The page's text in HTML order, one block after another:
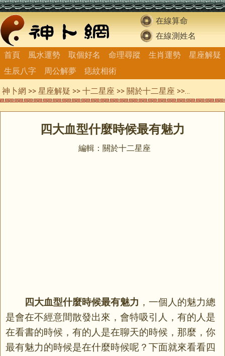
在線算命
在線測姓名
首頁
風水運勢 取個好名 命理尋蹤 生肖運勢
星座解疑
生辰八字
周公解夢 痣紋相術
神卜網 >> 星座解疑 >> 十二星座 >> 關於十二星座 >> 四大血型什麼時候最有魅力
四大血型什麼時候最有魅力
編輯：關於十二星座
四大血型什麼時候最有魅力 ，一個人的魅力總
是會在不經意間散發出來，會特吸引人，有的人是
在看書的時候，有的人是在聊天的時候，那麼，你
最有魅力的時候是在什麼時候呢？下面就來看看四